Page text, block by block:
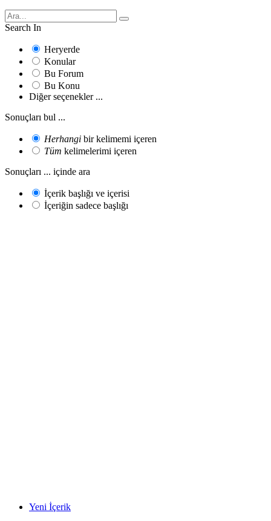
Search In
Heryerde
Konular
Bu Forum
Bu Konu
Diğer seçenekler ...
Sonuçları bul ...
Herhangi bir kelimemi içeren
Tüm kelimelerimi içeren
Sonuçları ... içinde ara
İçerik başlığı ve içerisi
İçeriğin sadece başlığı
Yeni İçerik